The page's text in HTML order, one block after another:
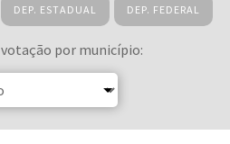
DEP. ESTADUAL DEP. FEDERAL
por município: